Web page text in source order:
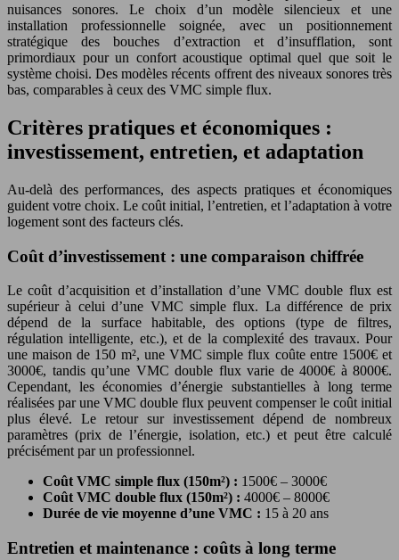
nuisances sonores. Le choix d’un modèle silencieux et une
installation professionnelle soignée, avec un positionnement
stratégique des bouches d’extraction et d’insufflation, sont
primordiaux pour un confort acoustique optimal quel que soit le
système choisi. Des modèles récents offrent des niveaux sonores très
bas, comparables à ceux des VMC simple flux.
Critères pratiques et économiques :
investissement, entretien, et adaptation
Au-delà des performances, des aspects pratiques et économiques
guident votre choix. Le coût initial, l’entretien, et l’adaptation à votre
logement sont des facteurs clés.
Coût d’investissement : une comparaison chiffrée
Le coût d’acquisition et d’installation d’une VMC double flux est
supérieur à celui d’une VMC simple flux. La différence de prix
dépend de la surface habitable, des options (type de filtres,
régulation intelligente, etc.), et de la complexité des travaux. Pour
une maison de 150 m², une VMC simple flux coûte entre 1500€ et
3000€, tandis qu’une VMC double flux varie de 4000€ à 8000€.
Cependant, les économies d’énergie substantielles à long terme
réalisées par une VMC double flux peuvent compenser le coût initial
plus élevé. Le retour sur investissement dépend de nombreux
paramètres (prix de l’énergie, isolation, etc.) et peut être calculé
précisément par un professionnel.
Coût VMC simple flux (150m²) : 1500€ – 3000€
Coût VMC double flux (150m²) : 4000€ – 8000€
Durée de vie moyenne d’une VMC : 15 à 20 ans
Entretien et maintenance : coûts à long terme